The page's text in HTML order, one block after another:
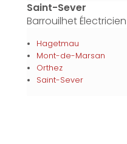
Saint-Sever
Barrouilhet
Hagetmau
Mont-de-Marsan
Orthez
Saint-Sever